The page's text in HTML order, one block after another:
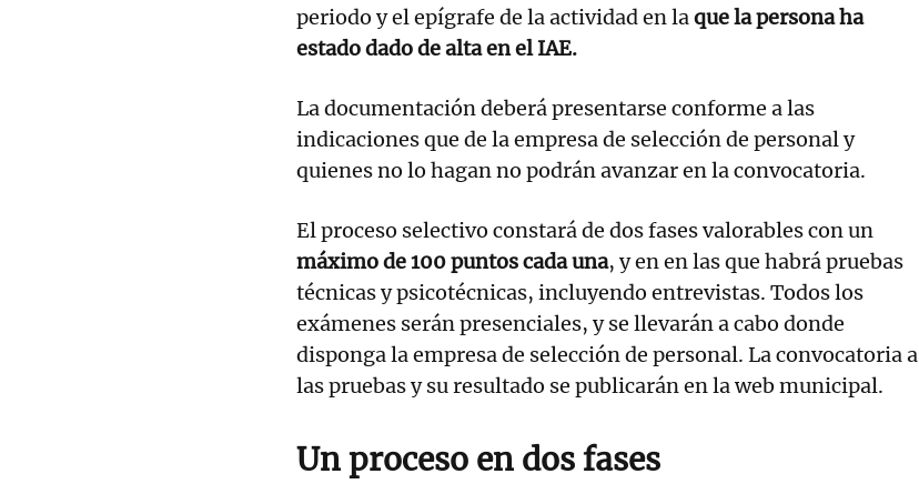
periodo y el epígrafe de la actividad en laque la persona ha
estado dado de alta en el IAE.
La documentación deberá presentarse conforme a las
indicaciones que de la empresa de selección de personal y
quienes no lo hagan no podrán avanzar en la convocatoria.
El proceso selectivo constará de dos fases valorables con un
máximo de 100 puntos cada una, y en en las que habrá pruebas
técnicas y psicotécnicas, incluyendo entrevistas. Todos los
exámenes serán presenciales, y se llevarán a cabo donde
disponga la empresa de selección de personal. La convocatoria a
las pruebas y su resultado se publicarán en la web municipal.
Un proceso en dos fases